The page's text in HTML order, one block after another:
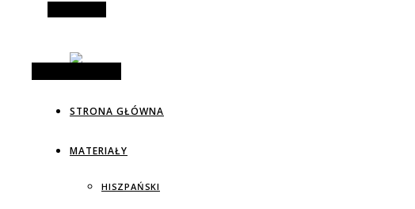
STRONA GŁÓWNA
MATERIAŁY
HISZPAŃSKI